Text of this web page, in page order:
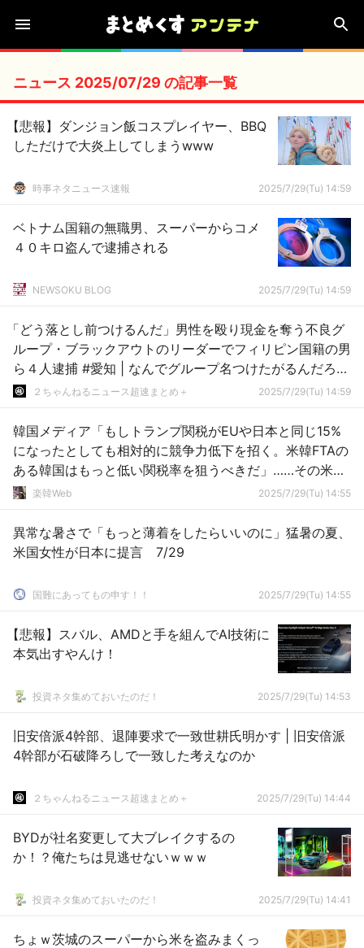
ニュース 2025/07/29 の記事一覧
【悲報】ダンジョン飯コスプレイヤー、BBQ
しただけで大炎上してしまうwww
時事ネタニュース速報 2025/7/29(Tu) 14:59
ベトナム国籍の無職男、スーパーからコメ
４０キロ盗んで逮捕される
NEWSOKU BLOG 2025/7/29(Tu) 14:59
「どう落とし前つけるんだ」男性を殴り現金を奪う不良グ
ループ・ブラックアウトのリーダーでフィリピン国籍の男
ら４人逮捕 #愛知 | なんでグループ名つけたがるんだろう
ｗ
２ちゃんねるニュース超速まとめ＋ 2025/7/29(Tu) 14:59
韓国メディア「もしトランプ関税がEUや日本と同じ15%
になったとしても相対的に競争力低下を招く。米韓FTAの
ある韓国はもっと低い関税率を狙うべきだ」……その米韓
FTAを認めてないのがトランプ大統領なんだけどね
楽韓Web 2025/7/29(Tu) 14:55
異常な暑さで「もっと薄着をしたらいいのに」猛暑の夏、
米国女性が日本に提言 7/29
国難にあってもの申す！！ 2025/7/29(Tu) 14:55
【悲報】スバル、AMDと手を組んでAI技術に
本気出すやんけ！
投資ネタ集めておいたのだ！ 2025/7/29(Tu) 14:53
旧安倍派4幹部、退陣要求で一致世耕氏明かす | 旧安倍派
4幹部が石破降ろしで一致した考えなのか
２ちゃんねるニュース超速まとめ＋ 2025/7/29(Tu) 14:44
BYDが社名変更して大ブレイクするの
か！？俺たちは見逃せないｗｗｗ
投資ネタ集めておいたのだ！ 2025/7/29(Tu) 14:41
ちょｗ茨城のスーパーから米を盗みまくっ